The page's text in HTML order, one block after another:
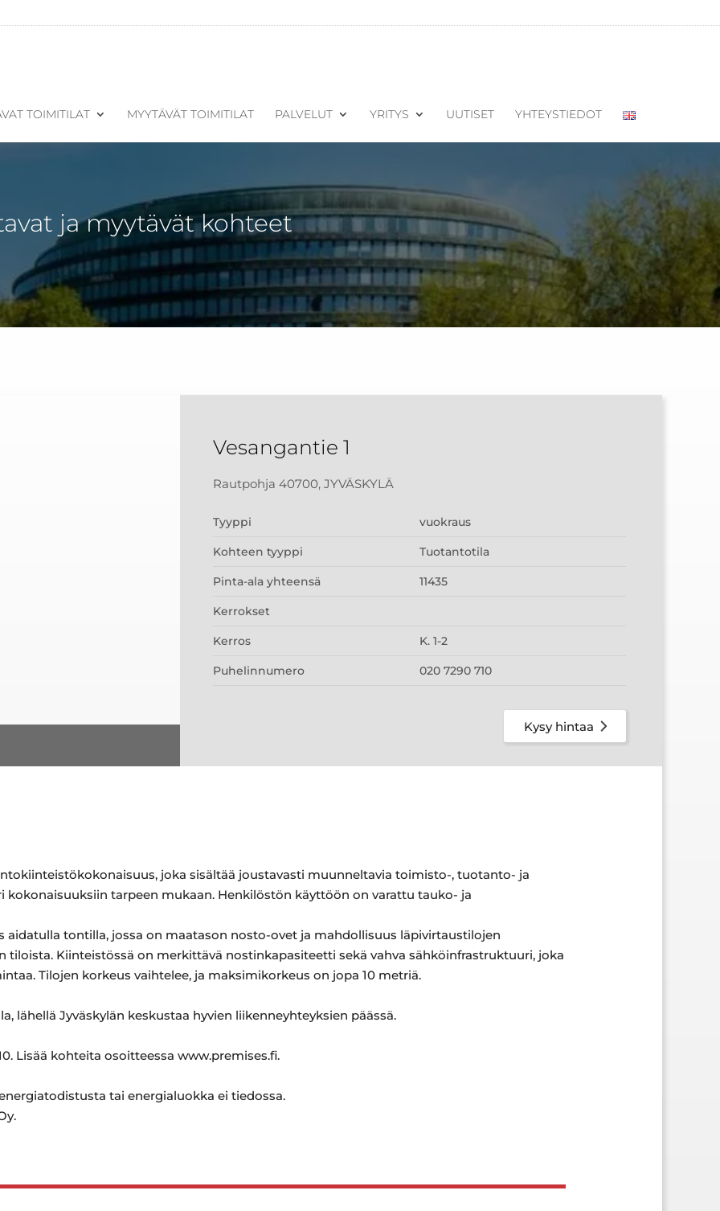
TOIMITILAT MYYTÄVÄT TOIMITILAT PALVELUT YRITYS UUTISET YHTEYSTIEDOT
ja myytävät kohteet
Vesangantie 1
Rautpohja 40700, JYVÄSKYLÄ
Tyyppi vuokraus
Kohteen tyyppi Tuotantotila
Pinta-ala yhteensä 11435
Kerrokset
Kerros K. 1-2
Puhelinnumero 020 7290 710
Kysy hintaa
joka sisältää joustavasti muunneltavia toimisto-, tuotanto- ja
kokonaisuuksiin tarpeen mukaan. Henkilöstön käyttöön on varattu tauko- ja
aidatulla tontilla, jossa on maatason nosto-ovet ja mahdollisuus läpivirtaustilojen
Kiinteistössä on merkittävä nostinkapasiteetti sekä vahva sähköinfrastruktuuri, joka
Tilojen korkeus vaihtelee, ja maksimikorkeus on jopa 10 metriä.
lähellä Jyväskylän keskustaa hyvien liikenneyhteyksien päässä.
Lisää kohteita osoitteessa www.premises.fi.
tai energialuokka ei tiedossa.